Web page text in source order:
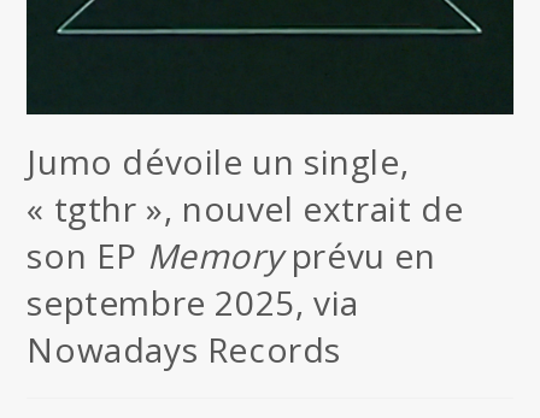
Jumo dévoile un single,
« tgthr », nouvel extrait de
son EP Memoryprévu en
septembre 2025, via
Nowadays Records